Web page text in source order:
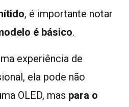
, é importante notar
é básico.
experiência de
ela pode não
OLED, mas para o